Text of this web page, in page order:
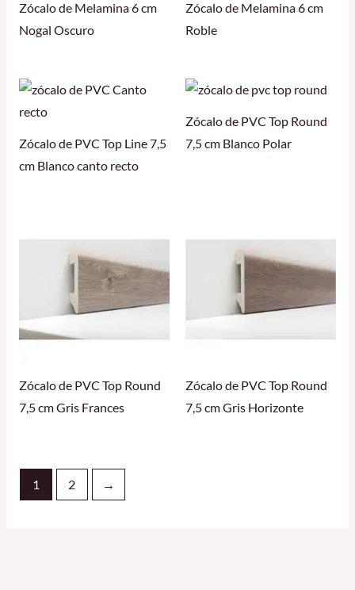
Zócalo de Melamina 6 cm
Nogal Oscuro
Zócalo de Melamina 6 cm
Roble
Zócalo de PVC Top Line 7,5
cm Blanco canto recto
Zócalo de PVC Top Round
7,5 cm Blanco Polar
Zócalo de PVC Top Round
7,5 cm Gris Frances
Zócalo de PVC Top Round
7,5 cm Gris Horizonte
1 2 →